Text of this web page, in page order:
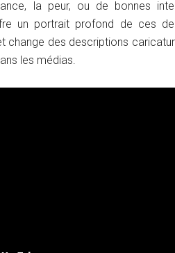
la peur, ou de bonnes
un portrait profond de ces
change des descriptions
les médias.